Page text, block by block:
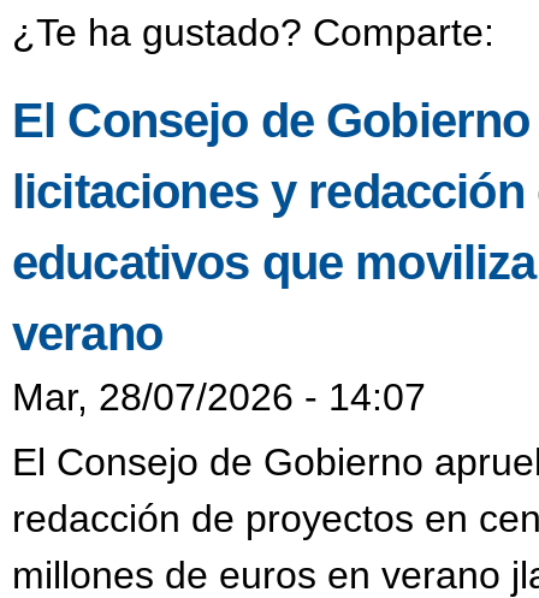
¿Te ha gustado? Comparte:
El Consejo de
licitaciones y
educativos que
verano
Mar, 28/07/2026 - 14:07
El Consejo de Gobierno
redacción de proyectos en
millones de euros en verano